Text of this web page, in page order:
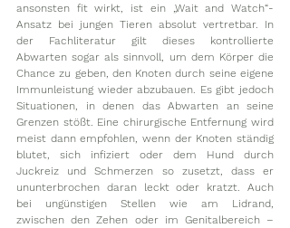
ansonsten fit wirkt, ist ein „Wait and Watch“-
Ansatz bei jungen Tieren absolut vertretbar. In
der Fachliteratur gilt dieses kontrollierte
Abwarten sogar als sinnvoll, um dem Körper die
Chance zu geben, den Knoten durch seine eigene
Immunleistung wieder abzubauen. Es gibt jedoch
Situationen, in denen das Abwarten an seine
Grenzen stößt. Eine chirurgische Entfernung wird
meist dann empfohlen, wenn der Knoten ständig
blutet, sich infiziert oder dem Hund durch
Juckreiz und Schmerzen so zusetzt, dass er
ununterbrochen daran leckt oder kratzt. Auch
bei ungünstigen Stellen wie am Lidrand,
zwischen den Zehen oder im Genitalbereich –